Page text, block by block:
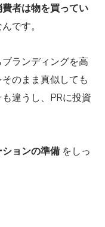
費者は物を買ってい
です。
ランディングを高
のまま真似しても
違うし、PRに投資
ョンの準備 をしっ